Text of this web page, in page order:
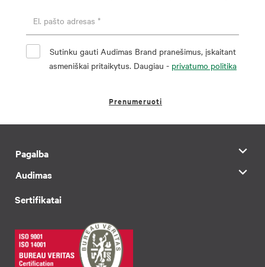
Sutinku gauti Audimas Brand pranešimus, įskaitant
asmeniškai pritaikytus. Daugiau - privatumo politika
Prenumeruoti
Pagalba
Audimas
Sertifikatai